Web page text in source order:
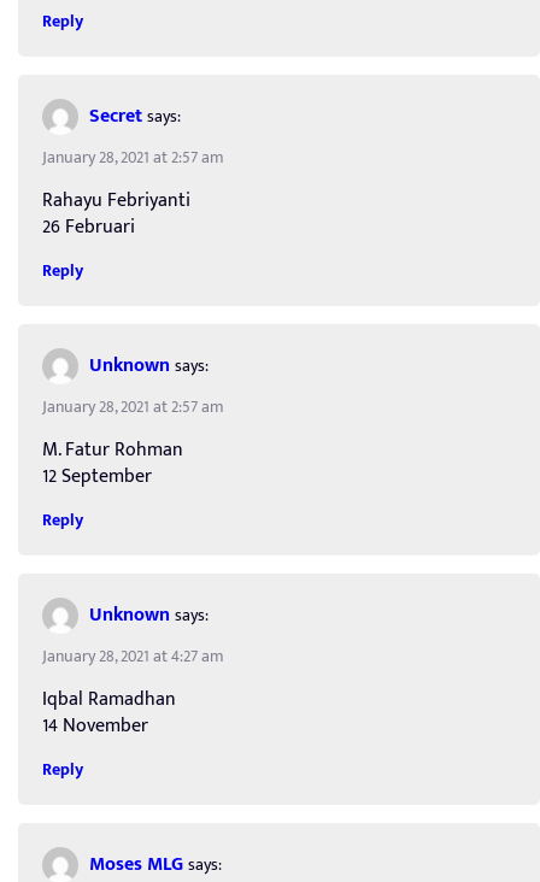
Reply
Secretsays:
January 28, 2021 at 2:57 am
Rahayu Febriyanti
26 Februari
Reply
Unknown says:
January 28, 2021 at 2:57 am
M. Fatur Rohman
12 September
Reply
Unknown says:
January 28, 2021 at 4:27 am
Iqbal Ramadhan
14 November
Reply
Moses MLGsays: